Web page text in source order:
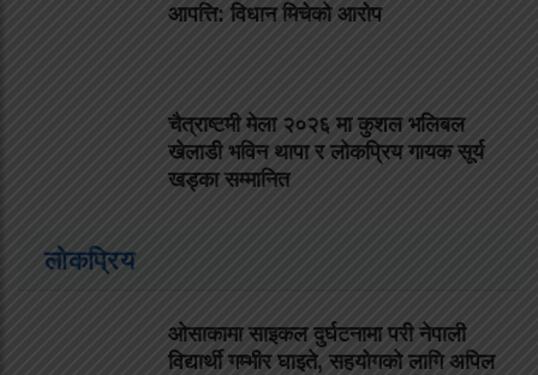
आपत्ति: विधान मिचेको आरोप
चैत्राष्टमी मेला २०२६ मा कुशल भलिबल
खेलाडी भविन थापा र लोकप्रिय गायक सूर्य
खड्का सम्मानित
लोकप्रिय
ओसाकामा साइकल दुर्घटनामा परी नेपाली
विद्यार्थी गम्भीर घाइते, सहयोगको लागि अपिल